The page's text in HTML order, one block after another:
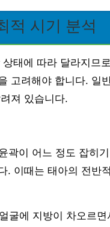
적 시기 분석
태에 따라 달라지므
고려해야 합니다. 일
져 있습니다.
곽이 어느 정도 잡히
. 이때는 태아의 전반
굴에 지방이 차오르